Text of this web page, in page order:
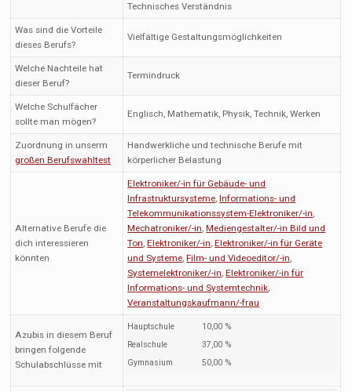
Technisches Verständnis
Was sind die Vorteile
dieses Berufs?
Vielfältige Gestaltungsmöglichkeiten
Welche Nachteile hat
dieser Beruf?
Termindruck
Welche Schulfächer
sollte man mögen?
Englisch, Mathematik, Physik, Technik, Werken
Zuordnung in unserm
großen Berufswahltest
Handwerkliche und technische Berufe mit
körperlicher Belastung
Alternative Berufe die
dich interessieren
könnten
Elektroniker/-in für Gebäude- und
Infrastruktursysteme,Informations- und
Telekommunikationssystem-Elektroniker/-in,
Mechatroniker/-in,Mediengestalter/-in Bild und
Ton,Elektroniker/-in,Elektroniker/-in für Geräte
und Systeme,Film- und Videoeditor/-in,
Systemelektroniker/-in,Elektroniker/-in für
Informations- und Systemtechnik,
Veranstaltungskaufmann/-frau
Azubis in diesem Beruf
bringen folgende
Schulabschlüsse mit
Hauptschule
10,00 %
Realschule
37,00 %
Gymnasium
50,00 %